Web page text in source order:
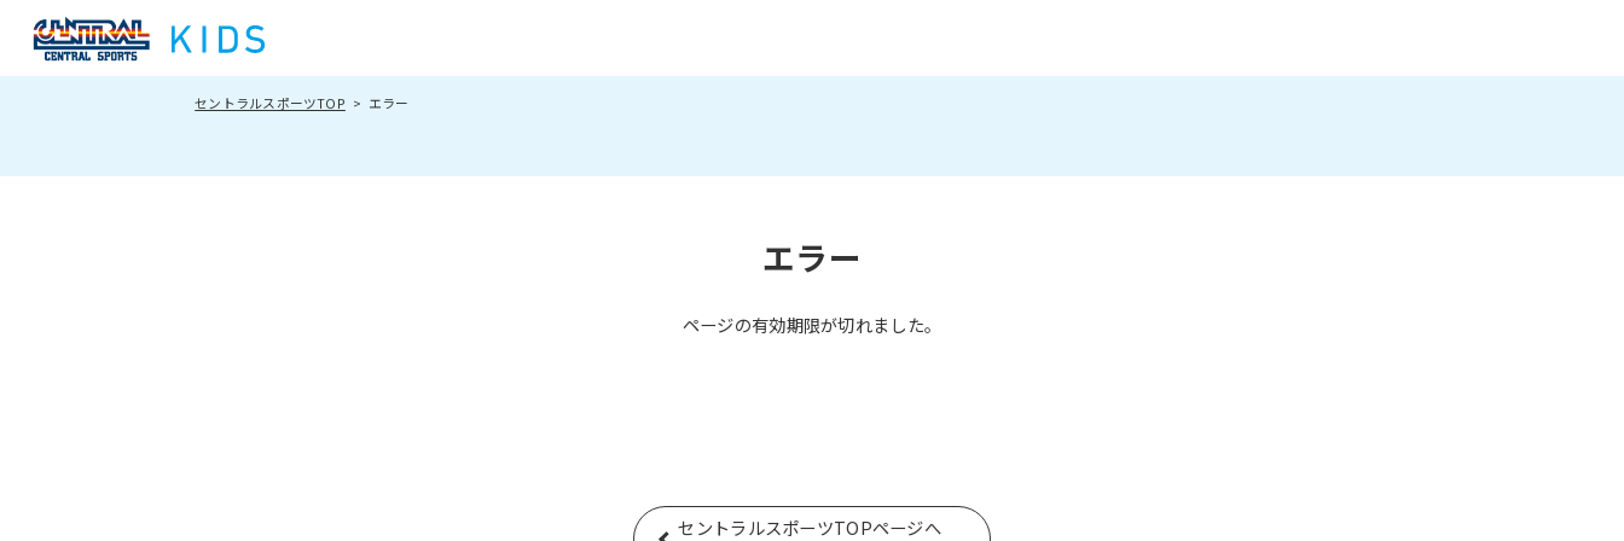
セントラルスポーツTOP エラー
エラー
ページの有効期限が切れました。
セントラルスポーツTOPページへ